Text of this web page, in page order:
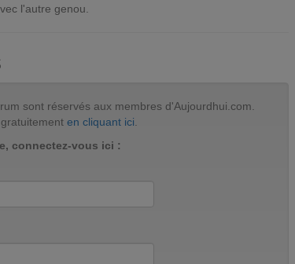
l'autre genou.
sont réservés aux membres d'Aujourdhui.com.
en cliquant ici
connectez-vous ici :